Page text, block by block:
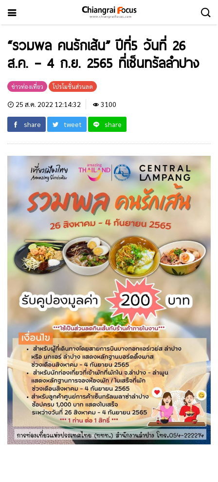
“รวมพล คนรักเส้น” ปีที่5 วันที่ 26
ส.ค. – 4 ก.ย. 2565 ที่เซ็นทรัลลำปาง
ข่าวท่องเที่ยว โปรโมชั่นส่วนลด
25 ส.ค. 2022 12:14:32 3100
share tweet share